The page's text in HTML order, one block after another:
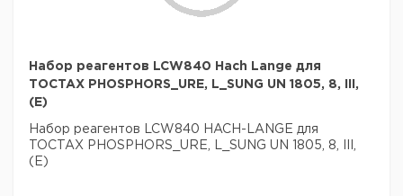
Набор реагентов LCW840 Hach Lange для
TOCTAX PHOSPHORS_URE, L_SUNG UN 1805, 8, III,
(E)
Набор реагентов LCW840 HACH-LANGE для
TOCTAX PHOSPHORS_URE, L_SUNG UN 1805, 8, III,
(E)